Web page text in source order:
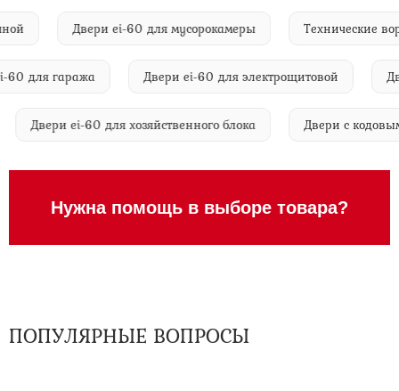
Двери ei-60 для мусорокамеры
гаража Двери ei-60 для электрощитовой
Двери ei-60 для хозяйственного блока Двери с
Нужна помощь в выборе товара?
ПОПУЛЯРНЫЕ ВОПРОСЫ